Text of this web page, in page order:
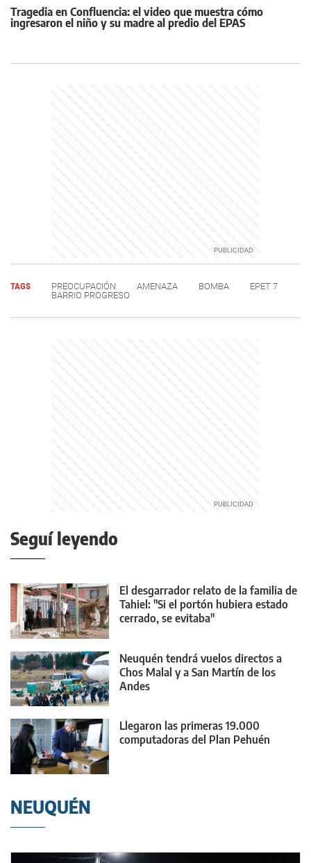
Tragedia en Confluencia: el video que muestra cómo
ingresaron el niño y su madre al predio del EPAS
TAGS PREOCUPACIÓN AMENAZA BOMBA
EPET 7
BARRIO PROGRESO
Seguí leyendo
El desgarrador relato de la familia de
Tahiel: "Si el portón hubiera estado
cerrado, se evitaba"
Neuquén tendrá vuelos directos a
Chos Malal y a San Martín de los
Andes
Llegaron las primeras 19.000
computadoras del Plan Pehuén
NEUQUÉN